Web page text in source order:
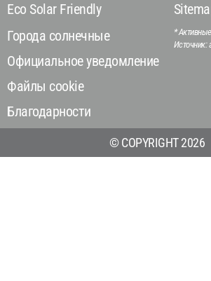
Eco Solar Friendly
Города солнечные
Официальное уведомление
Файлы cookie
Благодарности
*
Источник:
© COPYRIGHT 2026